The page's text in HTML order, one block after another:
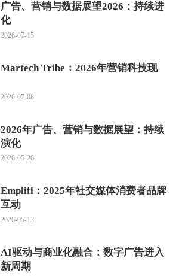
广告、营销与数据展望2026：持续进
化
2026-07-15
Martech Tribe：2026年营销科技现
2026-07-08
2026年广告、营销与数据展望：持续
演化
2026-05-26
Emplifi：2025年社交媒体消费者品牌
互动
2026-05-13
AI驱动与商业化融合：数字广告进入
新周期